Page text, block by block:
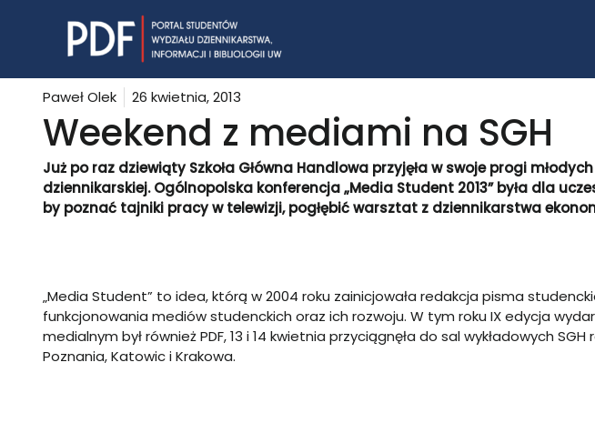
Paweł Olek 26 kwietnia, 2013
Weekend z mediami na SGH
Już po raz dziewiąty Szkoła Główna Handlowa przyjęła w swoje progi
dziennikarskiej. Ogólnopolska konferencja „Media Student 2013” była dla
by poznać tajniki pracy w telewizji, pogłębić warsztat z dziennikarstwa
„Media Student” to idea, którą w 2004 roku zainicjowała redakcja pisma
funkcjonowania mediów studenckich oraz ich rozwoju. W tym roku IX edycja
medialnym był również PDF, 13 i 14 kwietnia przyciągnęła do sal wykładowych
Poznania, Katowic i Krakowa.